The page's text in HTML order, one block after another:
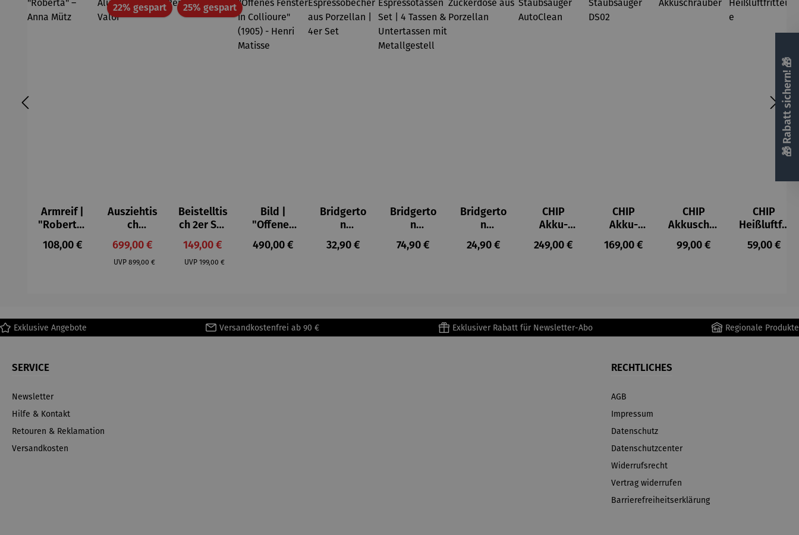
Armreif |
"Roberta"
– Anna
Mütz
Regulärer Preis:
108,00 €
22% gespartRabatt
Ausziehtis
ch
Aluminium
– Valor
Verkaufspreis:
699,00 €
UVP Regulärer Preis:
899,00 €
25% gespartRabatt
Beistelltis
ch 2er Set
– Dalias
Verkaufspreis:
149,00 €
UVP Regulärer Preis:
199,00 €
Bild |
"Offenes
Fenster in
Collioure"
Regulärer Preis:
490,00 €
Bridgerto
n
Espresso
becher
Regulärer Preis:
32,90 €
Bridgerto
n
Espressot
assen Set
Metallges
Regulärer Preis:
74,90 €
Bridgerto
n
Zuckerdo
se aus
Regulärer Preis:
24,90 €
CHIP
Akku-
Staubsau
ger
Regulärer Preis:
249,00 €
CHIP
Akku-
Staubsau
ger DS02
Regulärer Preis:
169,00 €
CHIP
Akkuschra
uber
Regulärer Preis:
99,00 €
CHIP
Heißluftfri
tteuse
Regulärer
59,00 €
Exklusive Angebote Versandkostenfrei ab 90 € Exklusiver Rabatt für Newsletter-Abo Regionale Produkte
SERVICE
Newsletter
Hilfe & Kontakt
Retouren & Reklamation
Versandkosten
RECHTLICHES
AGB
Impressum
Datenschutz
Datenschutzcenter
Widerrufsrecht
Vertrag widerrufen
Barrierefreiheitserklärung
🎁 Rabatt sichern! 🎁